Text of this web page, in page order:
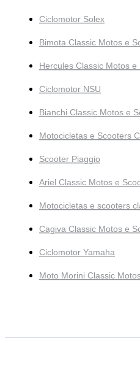
Ciclomotor Solex
Bimota Classic Motos e
Hercules Classic Motos e
Ciclomotor NSU
Bianchi Classic Motos e
Motocicletas e Scooters
Scooter Piaggio
Ariel Classic Motos e
Motocicletas e scooters
Cagiva Classic Motos e
Ciclomotor Yamaha
Moto Morini Classic